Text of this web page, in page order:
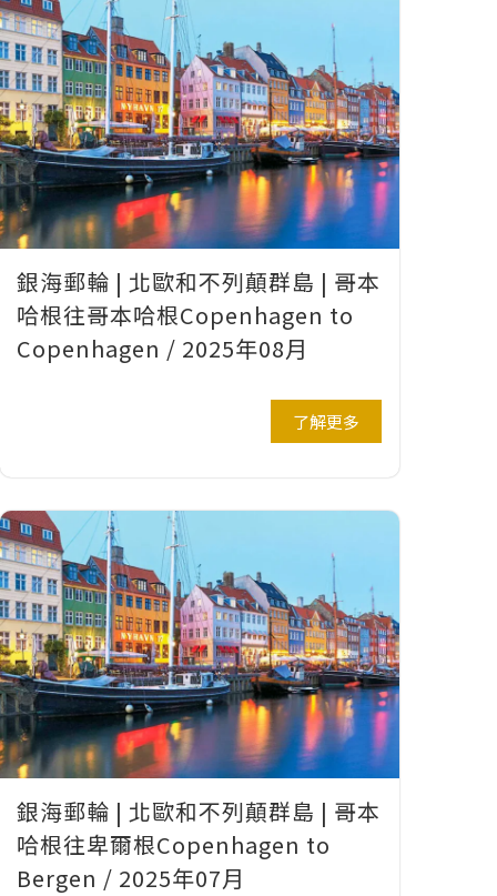
銀海郵輪 | 北歐和不列顛群島 | 哥本
哈根往哥本哈根Copenhagen to
Copenhagen / 2025年08月
了解更多
銀海郵輪 | 北歐和不列顛群島 | 哥本
哈根往卑爾根Copenhagen to
Bergen / 2025年07月